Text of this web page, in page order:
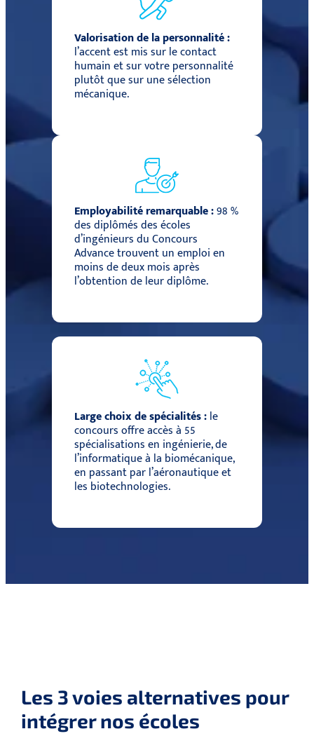
Valorisation de la personnalité :
l’accent est mis sur le contact
humain et sur votre personnalité
plutôt que sur une sélection
mécanique.
Employabilité remarquable :98 %
des diplômés des écoles
d’ingénieurs du Concours
Advance trouvent un emploi en
moins de deux mois après
l’obtention de leur diplôme.
Large choix de spécialités :le
concours offre accès à 55
spécialisations en ingénierie, de
l’informatique à la biomécanique,
en passant par l’aéronautique et
les biotechnologies.
Les 3 voies alternatives pour
intégrer nos écoles